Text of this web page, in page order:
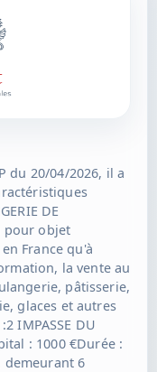
du 20/04/2026, il a
DE
pour objet
France qu'à
la vente au
pâtisserie,
glaces et autres
IMPASSE DU
: 1000 €Durée :
demeurant 6